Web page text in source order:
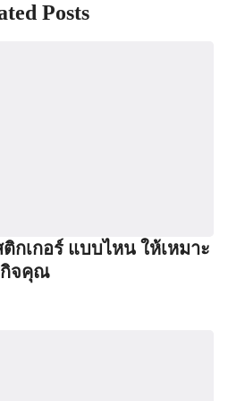
Posts
กเกอร์ แบบไหน ให้เหมาะ
กิจคุณ